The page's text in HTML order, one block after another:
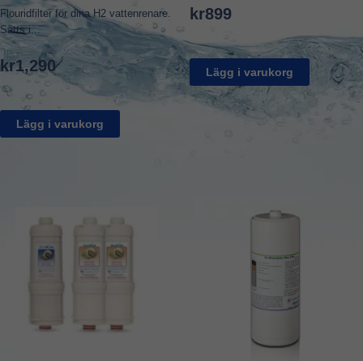
Flouridfilter för dina H2 vattenrenare.
Sätts i...
kr1,290
Lägg i varukorg
kr899
Lägg i varukorg